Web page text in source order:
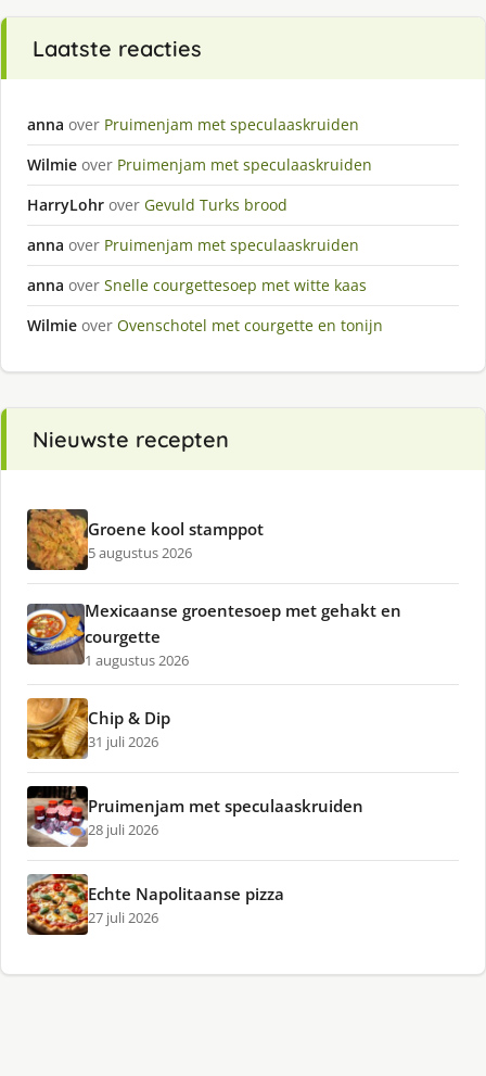
Laatste reacties
anna over Pruimenjam met speculaaskruiden
Wilmie over Pruimenjam met speculaaskruiden
HarryLohr over Gevuld Turks brood
anna over Pruimenjam met speculaaskruiden
anna over Snelle courgettesoep met witte kaas
Wilmie over Ovenschotel met courgette en tonijn
Nieuwste recepten
Groene kool stamppot
5 augustus 2026
Mexicaanse groentesoep met gehakt en
courgette
1 augustus 2026
Chip & Dip
31 juli 2026
Pruimenjam met speculaaskruiden
28 juli 2026
Echte Napolitaanse pizza
27 juli 2026